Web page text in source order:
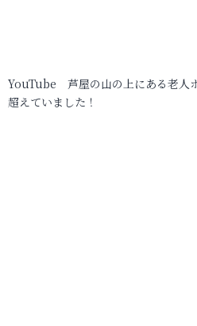
YouTube 芦屋の山の上にある老人
超えていました！